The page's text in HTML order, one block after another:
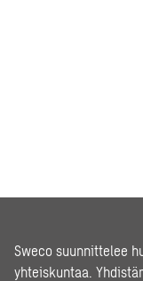
Sweco suunnittelee
yhteiskuntaa.